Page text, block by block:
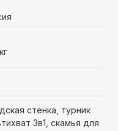
стенка, турник
3в1, скамья для